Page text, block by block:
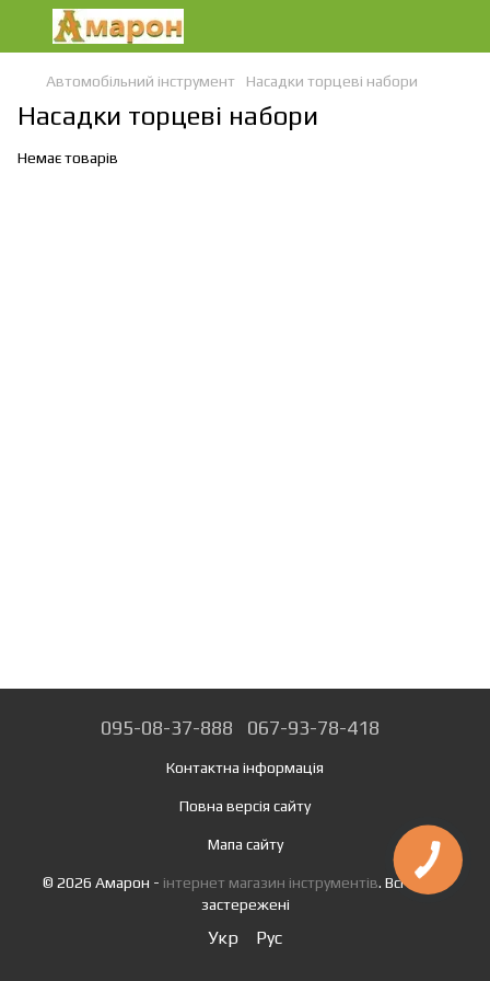
Автомобільний інструмент Насадки торцеві набори
Насадки торцеві набори
Немає товарів
095-08-37-888 067-93-78-418
Контактна інформація
Повна версія сайту
Мапа сайту
© 2026 Амарон - інтернет магазин інструментів. Всі права
застережені
Укр Рус